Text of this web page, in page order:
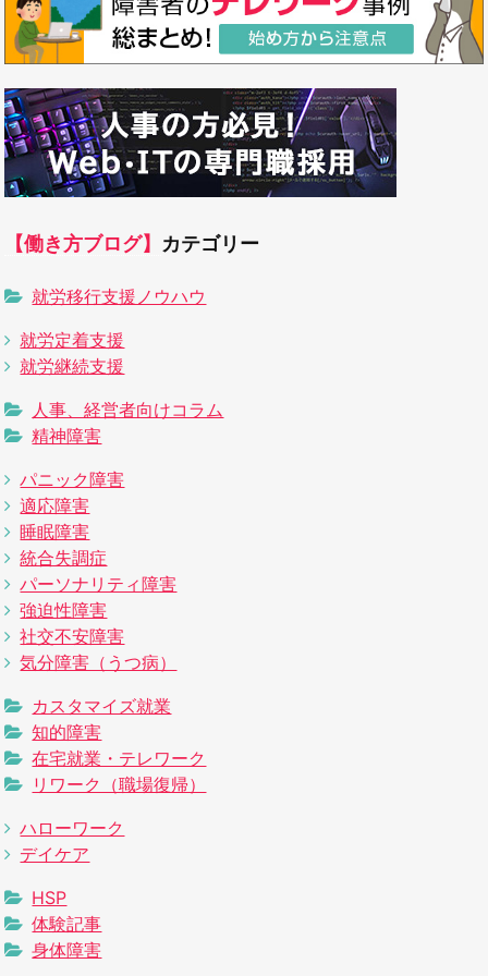
【働き方ブログ】 カテゴリー
就労移行支援ノウハウ
就労定着支援
就労継続支援
人事、経営者向けコラム
精神障害
パニック障害
適応障害
睡眠障害
統合失調症
パーソナリティ障害
強迫性障害
社交不安障害
気分障害（うつ病）
カスタマイズ就業
知的障害
在宅就業・テレワーク
リワーク（職場復帰）
ハローワーク
デイケア
HSP
体験記事
身体障害